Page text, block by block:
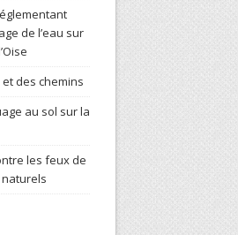
de l’eau sur
des chemins
au sol sur la
les feux de
naturels